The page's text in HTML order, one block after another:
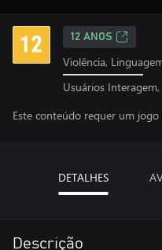
12 ANOS
Violência,
Usuários
Este conteúdo requer um
DETALHES
Descrição